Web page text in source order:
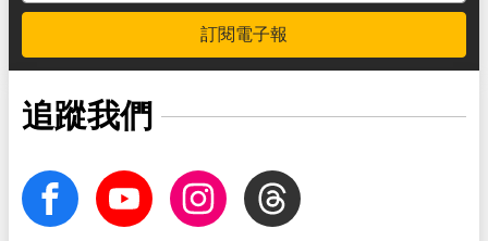
訂閱電子報
追蹤我們
facebook Youtube InstagramThreads